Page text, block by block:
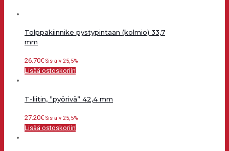
Tolppakiinnike pystypintaan (kolmio) 33,7
mm
26.70€ Sis alv 25,5%
Lisää ostoskoriin
T-liitin, ”pyörivä” 42,4 mm
27.20€ Sis alv 25,5%
Lisää ostoskoriin